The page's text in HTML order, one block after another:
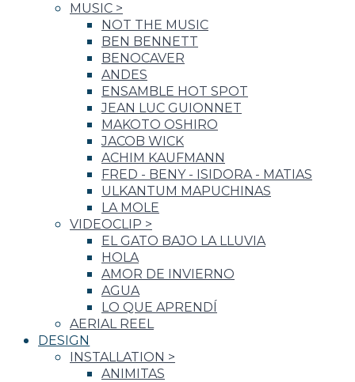
MUSIC >
NOT THE MUSIC
BEN BENNETT
BENOCAVER
ANDES
ENSAMBLE HOT SPOT
JEAN LUC GUIONNET
MAKOTO OSHIRO
JACOB WICK
ACHIM KAUFMANN
FRED - BENY - ISIDORA - MATIAS
ULKANTUM MAPUCHINAS
LA MOLE
VIDEOCLIP >
EL GATO BAJO LA LLUVIA
HOLA
AMOR DE INVIERNO
AGUA
LO QUE APRENDÍ
AERIAL REEL
DESIGN
INSTALLATION >
ANIMITAS